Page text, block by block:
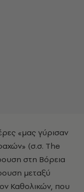
«μας γύρισαν
(σ.σ. The
στη Βόρεια
μεταξύ
Καθολικών, που